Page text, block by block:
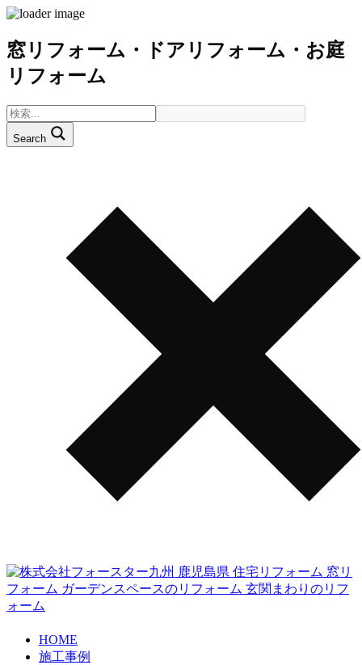
窓リフォーム・ドアリフォーム・お庭
リフォーム
Search
HOME
施工事例